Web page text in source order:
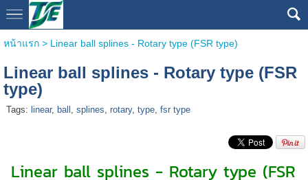
หน้าแรก> Linear ball splines - Rotary type (FSR type)
Linear ball splines - Rotary type (FSR
type)
Tags: linear, ball , splines, rotary, type, fsr type
Linear ball splines - Rotary type (FSR